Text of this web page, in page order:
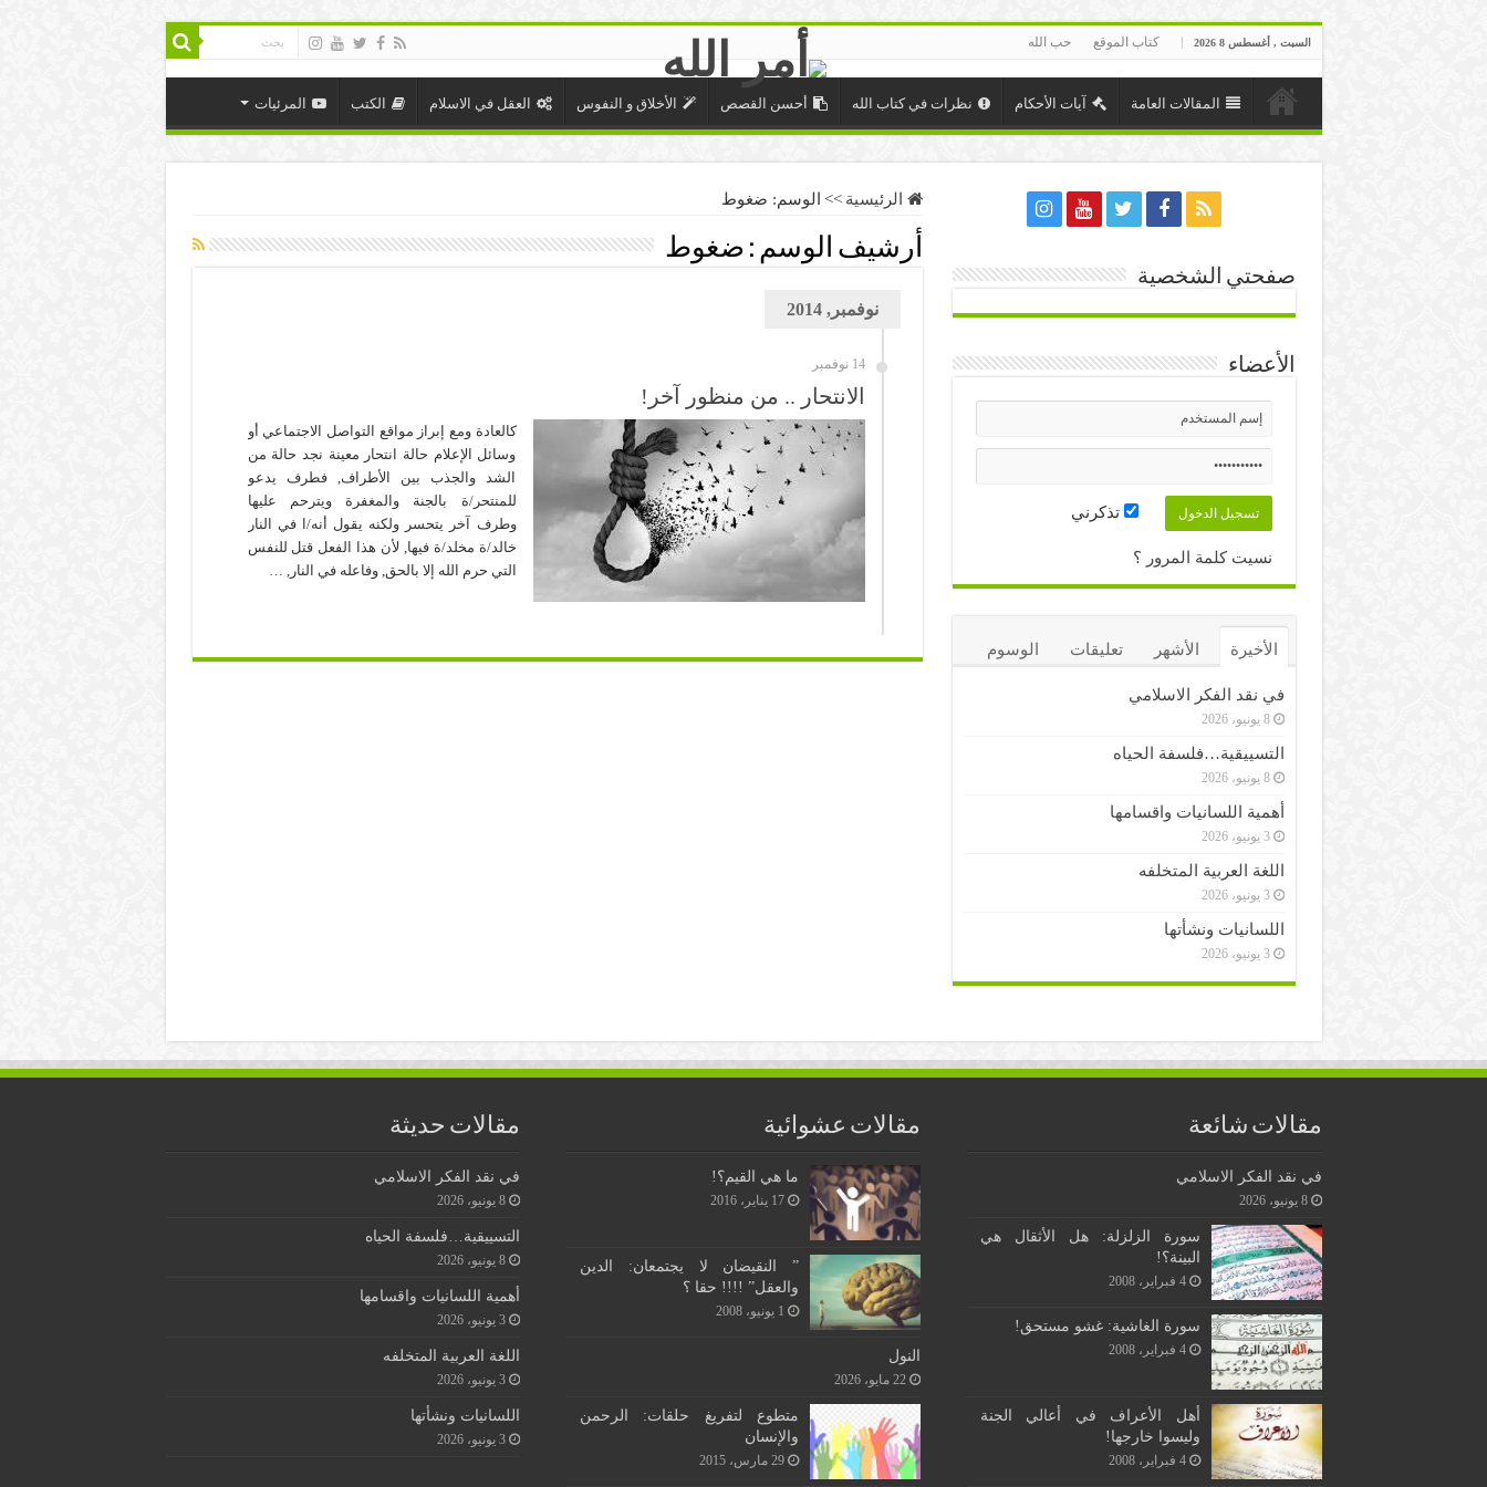
السبت , أغسطس 8 2026 كتاب الموقع حب الله
المقالات العامة آيات الأحكام نظرات في كتاب الله أحسن القصص الأخلاق و النفوس العقل في الاسلام الكتب المرئيات
الرئيسية >> الوسم: ضغوط
أرشيف الوسم : ضغوط
نوفمبر, 2014
14 نوفمبر
الانتحار .. من منظور آخر!
كالعادة ومع إبراز مواقع التواصل الاجتماعي أو
وسائل الإعلام حالة انتحار معينة نجد حالة من
الشد والجذب بين الأطراف, فطرف يدعو
للمنتحر/ة بالجنة والمغفرة ويترحم عليها
وطرف آخر يتحسر ولكنه يقول أنه/ا في النار
خالد/ة مخلد/ة فيها, لأن هذا الفعل قتل للنفس
التي حرم الله إلا بالحق, وفاعله في النار, …
صفحتي الشخصية
الأعضاء
تذكرني
نسيت كلمة المرور ؟
الأخيرة الأشهر تعليقات الوسوم
في نقد الفكر الاسلامي
8 يونيو، 2026
التسييقية…فلسفة الحياه
8 يونيو، 2026
أهمية اللسانيات واقسامها
3 يونيو، 2026
اللغة العربية المتخلفه
3 يونيو، 2026
اللسانيات ونشأتها
3 يونيو، 2026
مقالات شائعة
في نقد الفكر الاسلامي
8 يونيو، 2026
سورة الزلزلة: هل الأثقال هي
البينة؟!
4 فبراير، 2008
سورة الغاشية: غشو مستحق!
4 فبراير، 2008
أهل الأعراف في أعالي الجنة
وليسوا خارجها!
4 فبراير، 2008
مقالات عشوائية
ما هي القيم؟!
17 يناير، 2016
” النقيضان لا يجتمعان: الدين
والعقل” !!!! حقا ؟
1 يونيو، 2008
النول
22 مايو، 2026
متطوع لتفريغ حلقات: الرحمن
والإنسان
29 مارس، 2015
مقالات حديثة
في نقد الفكر الاسلامي
8 يونيو، 2026
التسييقية…فلسفة الحياه
8 يونيو، 2026
أهمية اللسانيات واقسامها
3 يونيو، 2026
اللغة العربية المتخلفه
3 يونيو، 2026
اللسانيات ونشأتها
3 يونيو، 2026